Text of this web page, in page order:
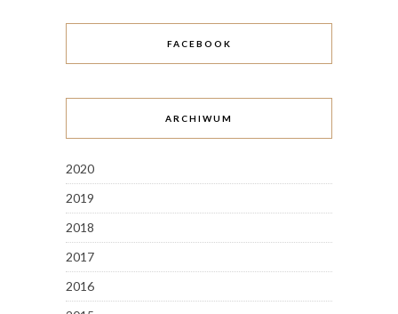
FACEBOOK
ARCHIWUM
2020
2019
2018
2017
2016